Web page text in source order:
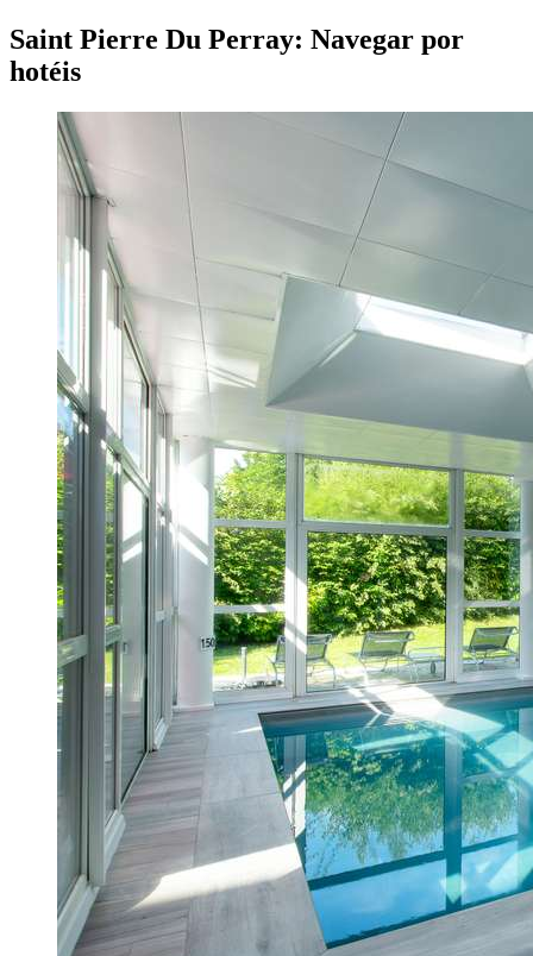
Saint Pierre Du Perray: Navegar por
hotéis